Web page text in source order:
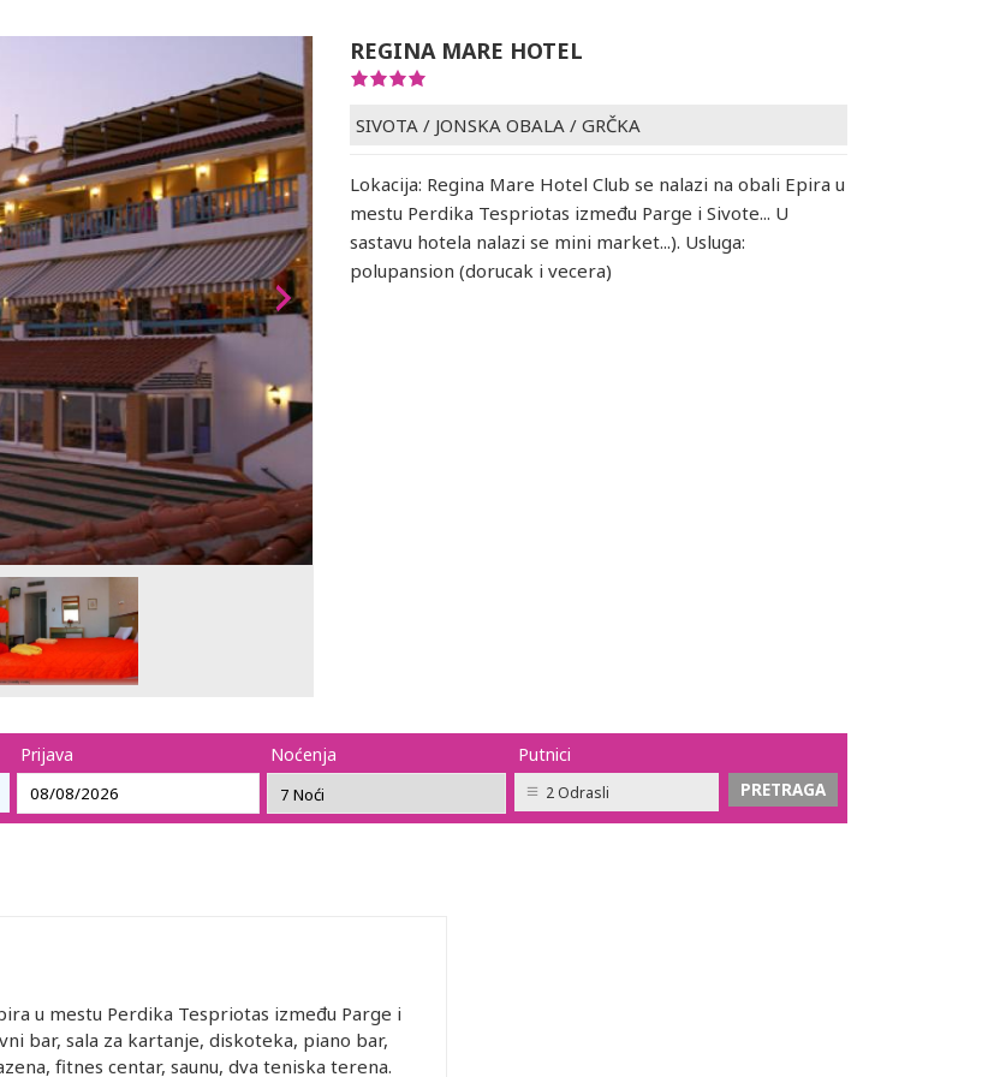
REGINA MARE HOTEL
SIVOTA / JONSKA OBALA / GRČKA
Lokacija: Regina Mare Hotel Club se nalazi na obali Epira u
mestu Perdika Tespriotas između Parge i Sivote... U
sastavu hotela nalazi se mini market...). Usluga:
polupansion (dorucak i vecera)
Prijava Noćenja Putnici
2 Odrasli
u mestu Perdika Tespriotas između Parge i
bar, sala za kartanje, diskoteka, piano bar,
fitnes centar, saunu, dva teniska terena.